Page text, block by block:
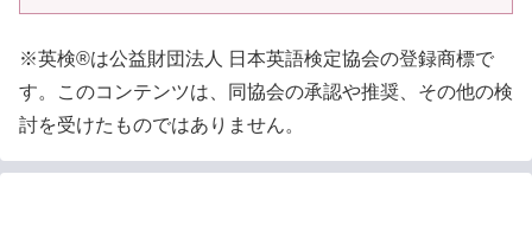
※英検®は公益財団法人 日本英語検定協会の登録商標で
す。このコンテンツは、同協会の承認や推奨、その他の検
討を受けたものではありません。